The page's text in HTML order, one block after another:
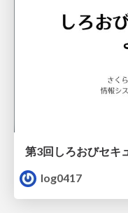
第3回しろおびセキ
log0417